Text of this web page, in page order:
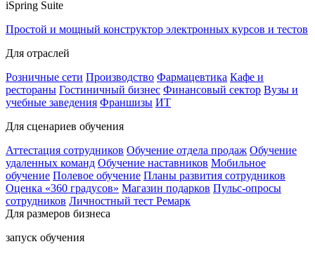
iSpring Suite
Простой и мощный конструктор электронных курсов и тестов
Для отраслей
Розничные сети Производство Фармацевтика Кафе и
рестораны Гостиничный бизнес Финансовый сектор Вузы и
учебные заведения Франшизы ИТ
Для сценариев обучения
Аттестация сотрудников Обучение отдела продаж Обучение
удаленных команд Обучение наставников Мобильное
обучение Полевое обучение Планы развития сотрудников
Оценка «360 градусов» Магазин подарков Пульс-опросы
сотрудников Личностный тест Ремарк
Для размеров бизнеса
запуск обучения